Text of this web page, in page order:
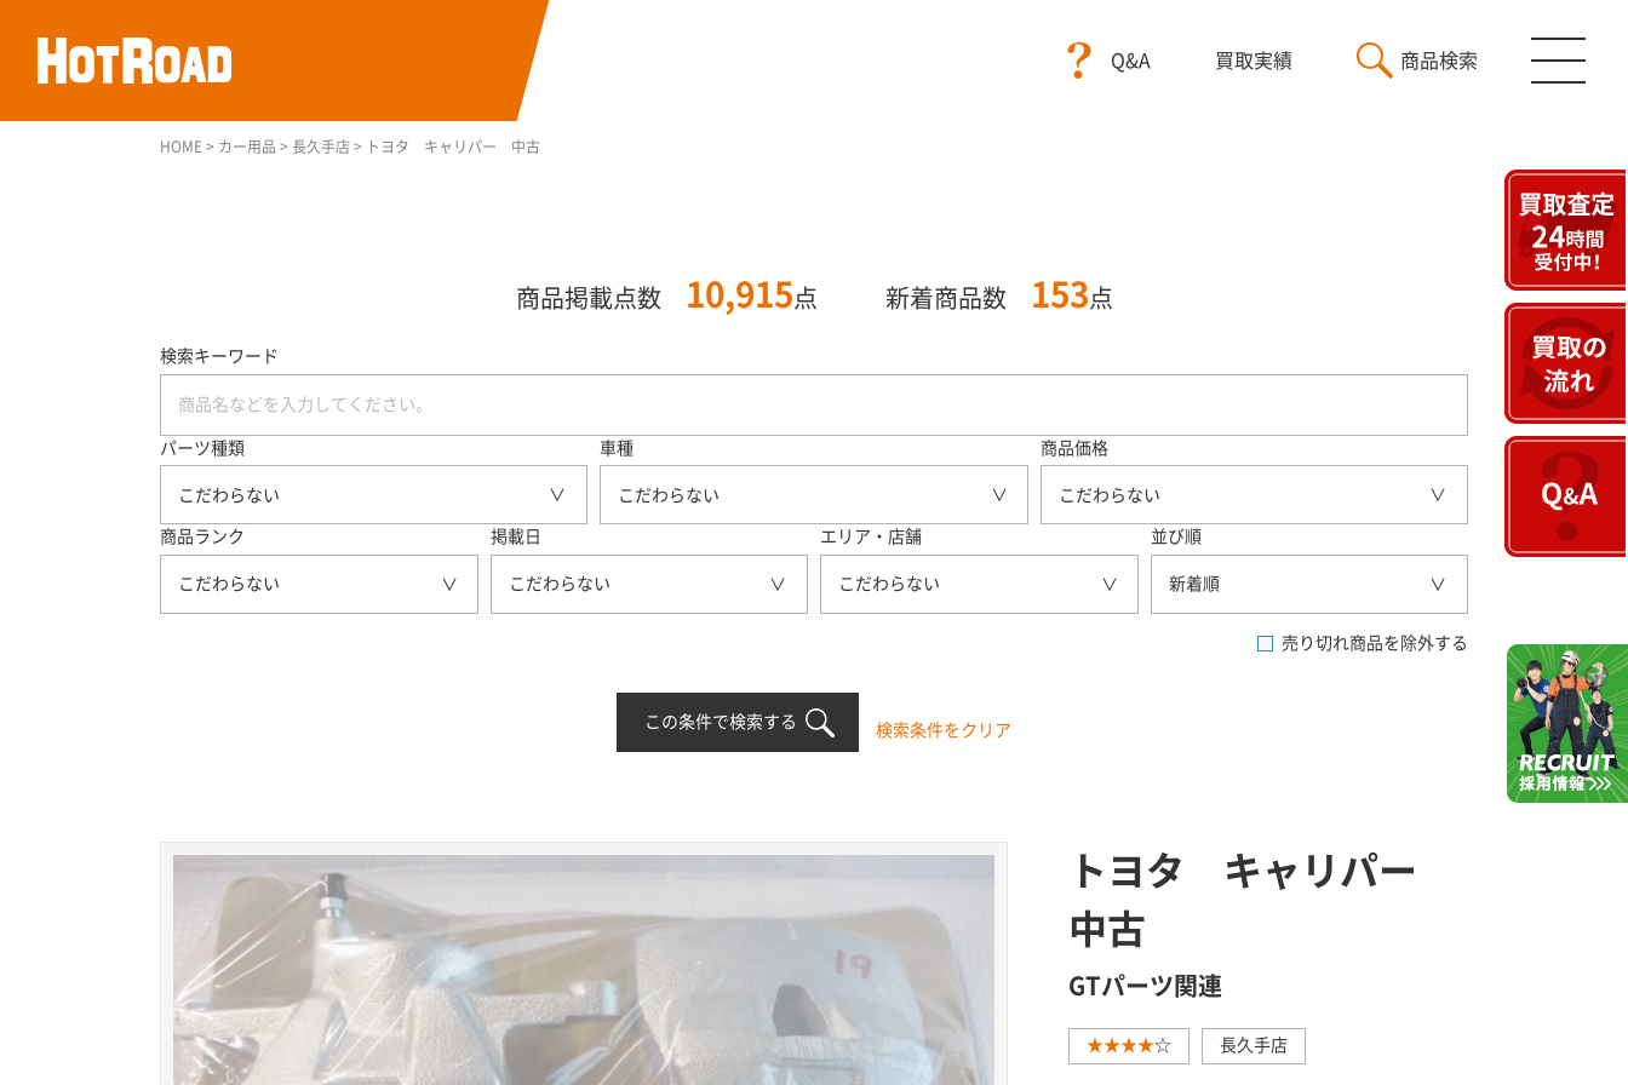
Q&A 買取実績 商品検索
HOME > カー用品 > 長久手店 > トヨタ キャリパー 中古
商品掲載点数 10,915 点 新着商品数 153 点
検索キーワード
パーツ種類
こだわらない
車種
こだわらない
商品価格
こだわらない
商品ランク
こだわらない
掲載日
こだわらない
エリア・店舗
こだわらない
並び順
新着順
売り切れ商品を除外する
この条件で検索する 検索条件をクリア
トヨタ キャリパー
中古
GTパーツ関連
★★★★☆ 長久手店